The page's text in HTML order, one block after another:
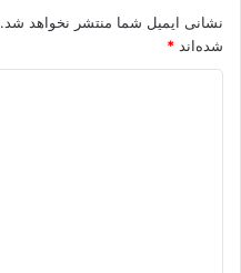
نشانی ایمیل شما منتشر نخواهد شد.
شده‌اند *